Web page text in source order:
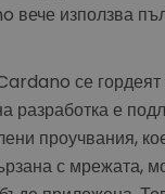
вече използва
се гордеят
разработка е
проучвания,
с мрежата,